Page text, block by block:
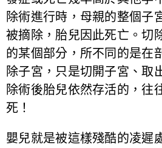
除術進行時，母親的整個子
被摘除，胎兒因此死亡。切
的某個部分，所不同的是在
除子宮，只是切開子宮、取
除術後胎兒依然存活的，往
死！
嬰兒就是被這樣殘酷的凌遲